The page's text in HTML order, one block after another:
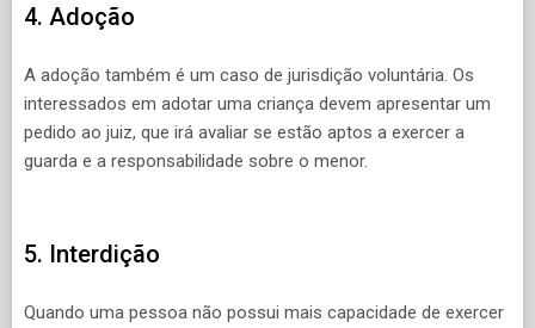
4. Adoção
A adoção também é um caso de jurisdição voluntária. Os
interessados em adotar uma criança devem apresentar um
pedido ao juiz, que irá avaliar se estão aptos a exercer a
guarda e a responsabilidade sobre o menor.
5. Interdição
Quando uma pessoa não possui mais capacidade de exercer